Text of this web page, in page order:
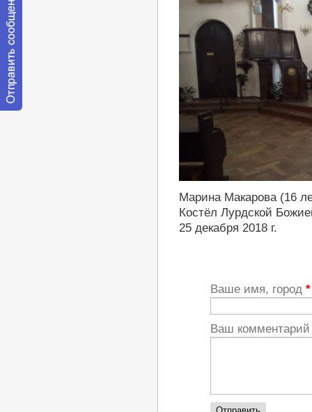
Марина Макарова (16
Костёл Лурдской
25 декабря 2018 г.
Ваше имя, город *
Ваш